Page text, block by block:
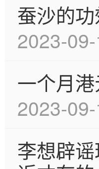
蚕沙的
2023-
一个月
2023-
李想辟